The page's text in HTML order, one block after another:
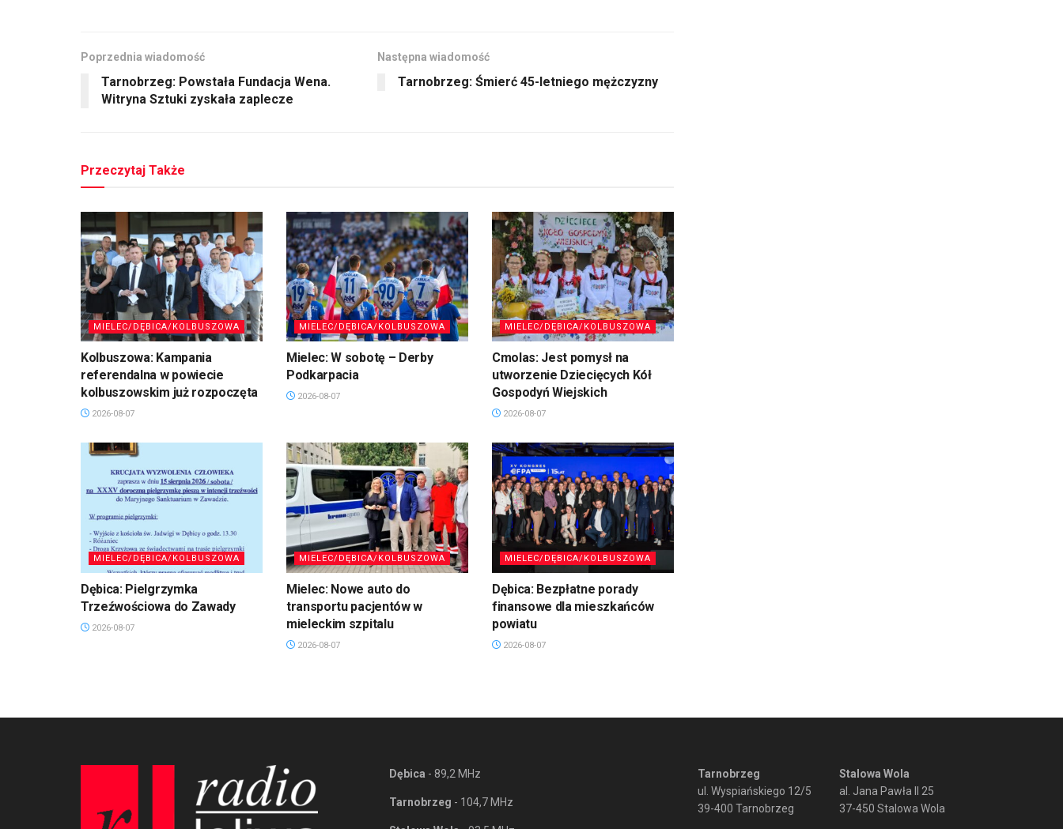
Poprzednia wiadomość
Tarnobrzeg: Powstała Fundacja Wena.
Witryna Sztuki zyskała zaplecze
Następna wiadomość
Tarnobrzeg: Śmierć 45-letniego mężczyzny
Przeczytaj Także
MIELEC/DĘBICA/KOLBUSZOWA
Kolbuszowa: Kampania
referendalna w powiecie
kolbuszowskim już rozpoczęta
2026-08-07
MIELEC/DĘBICA/KOLBUSZOWA
Mielec: W sobotę – Derby
Podkarpacia
2026-08-07
MIELEC/DĘBICA/KOLBUSZOWA
Cmolas: Jest pomysł na
utworzenie Dziecięcych Kół
Gospodyń Wiejskich
2026-08-07
MIELEC/DĘBICA/KOLBUSZOWA
Dębica: Pielgrzymka
Trzeźwościowa do Zawady
2026-08-07
MIELEC/DĘBICA/KOLBUSZOWA
Mielec: Nowe auto do
transportu pacjentów w
mieleckim szpitalu
2026-08-07
MIELEC/DĘBICA/KOLBUSZOWA
Dębica: Bezpłatne porady
finansowe dla mieszkańców
powiatu
2026-08-07
Dębica - 89,2 MHz
Tarnobrzeg - 104,7 MHz
Tarnobrzeg
ul. Wyspiańskiego 12/5
39-400 Tarnobrzeg
Stalowa Wola
al. Jana Pawła II 25
37-450 Stalowa Wola